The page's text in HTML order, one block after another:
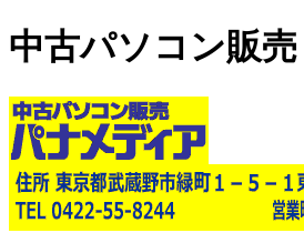
中古パソコン販